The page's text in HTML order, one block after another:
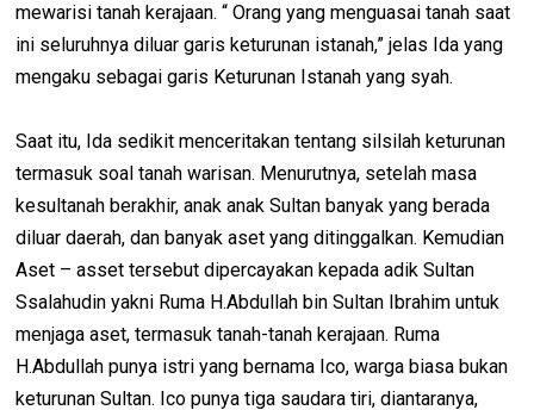
mewarisi tanah kerajaan. “ Orang yang menguasai tanah saat
ini seluruhnya diluar garis keturunan istanah,” jelas Ida yang
mengaku sebagai garis Keturunan Istanah yang syah.
Saat itu, Ida sedikit menceritakan tentang silsilah keturunan
termasuk soal tanah warisan. Menurutnya, setelah masa
kesultanah berakhir, anak anak Sultan banyak yang berada
diluar daerah, dan banyak aset yang ditinggalkan. Kemudian
Aset – asset tersebut dipercayakan kepada adik Sultan
Ssalahudin yakni Ruma H.Abdullah bin Sultan Ibrahim untuk
menjaga aset, termasuk tanah-tanah kerajaan. Ruma
H.Abdullah punya istri yang bernama Ico, warga biasa bukan
keturunan Sultan. Ico punya tiga saudara tiri, diantaranya,